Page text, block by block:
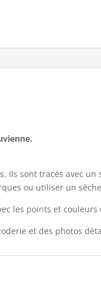
sont tracés avec un
ou utiliser un
les points et couleurs
et des photos